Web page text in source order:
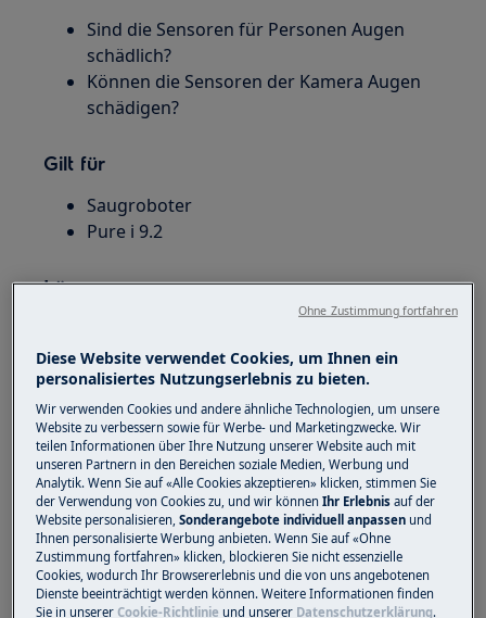
Sind die Sensoren für Personen Augen
schädlich?
Können die Sensoren der Kamera Augen
schädigen?
Gilt für
Saugroboter
Pure i 9.2
Lösung
Der Laser ist sicherheitstechnisch absolut
ungefährlich.
Auch bei einem möglichen Defekt ist dies
für Personen ungefährlich!
Wenn die aufgeführten Möglichkeiten keinen
Erfolg bringen, können Sie
selbstverständlich Kontakt mit uns aufnehmen.
Wir helfen Ihnen bei Rückfragen gerne weiter:
Folgende Informationen sollten Sie für eine
Diese Website verwendet Cookies, um Ihnen ein
personalisiertes Nutzungserlebnis zu bieten.
Wir verwenden Cookies und andere ähnliche Technologien, um unsere
Website zu verbessern sowie für Werbe- und Marketingzwecke. Wir
teilen Informationen über Ihre Nutzung unserer Website auch mit
unseren Partnern in den Bereichen soziale Medien, Werbung und
Analytik. Wenn Sie auf «Alle Cookies akzeptieren» klicken, stimmen Sie
der Verwendung von Cookies zu, und wir könnenIhr Erlebnisauf der
Website personalisieren,Sonderangebote individuell anpassen und
Ihnen personalisierte Werbung anbieten. Wenn Sie auf «Ohne
Zustimmung fortfahren» klicken, blockieren Sie nicht essenzielle
Cookies, wodurch Ihr Browsererlebnis und die von uns angebotenen
Dienste beeinträchtigt werden können. Weitere Informationen finden
Sie in unsererCookie-Richtlinie und unserer Datenschutzerklärung.
Ohne Zustimmung fortfahren